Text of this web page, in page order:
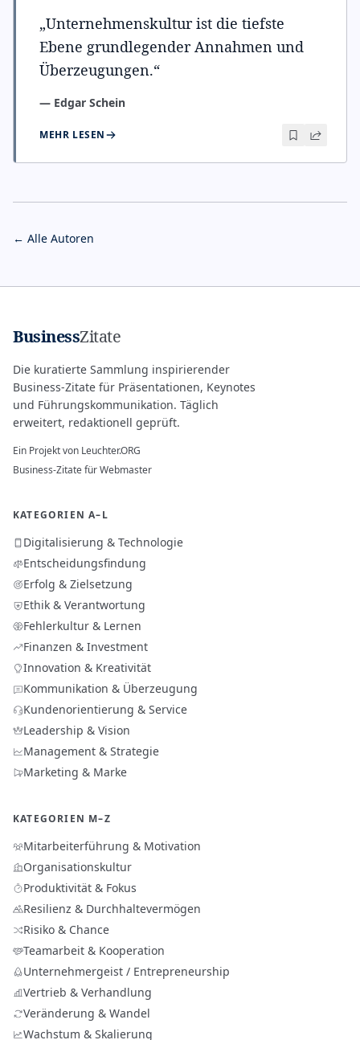
„Unternehmenskultur ist die tiefste
Ebene grundlegender Annahmen und
Überzeugungen.“
— Edgar Schein
MEHR LESEN
← Alle Autoren
BusinessZitate
Die kuratierte Sammlung inspirierender
Business-Zitate für Präsentationen, Keynotes
und Führungskommunikation. Täglich
erweitert, redaktionell geprüft.
Ein Projekt von Leuchter.ORG
Business-Zitate für Webmaster
KATEGORIEN A–L
Digitalisierung & Technologie
Entscheidungsfindung
Erfolg & Zielsetzung
Ethik & Verantwortung
Fehlerkultur & Lernen
Finanzen & Investment
Innovation & Kreativität
Kommunikation & Überzeugung
Kundenorientierung & Service
Leadership & Vision
Management & Strategie
Marketing & Marke
KATEGORIEN M–Z
Mitarbeiterführung & Motivation
Organisationskultur
Produktivität & Fokus
Resilienz & Durchhaltevermögen
Risiko & Chance
Teamarbeit & Kooperation
Unternehmergeist / Entrepreneurship
Vertrieb & Verhandlung
Veränderung & Wandel
Wachstum & Skalierung